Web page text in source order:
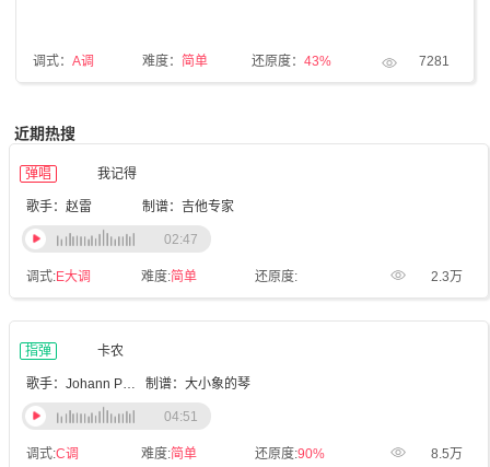
调式： A调 难度： 简单 还原度： 43% 7281
近期热搜
弹唱 我记得
歌手：赵雷 制谱：吉他专家
调式:E大调 难度:简单 还原度: 2.3万
02:47
指弹 卡农
歌手：Johann Pachelbel 制谱：大小象的琴
调式:C调 难度:简单 还原度:90% 8.5万
04:51